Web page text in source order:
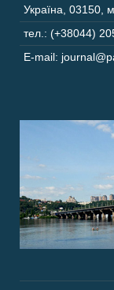
Україна 03150
тел.: (+38044)
E-mail: